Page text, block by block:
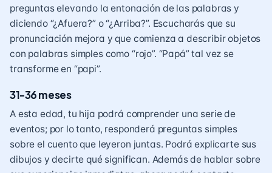
preguntas elevando la entonación de las palabras y
diciendo “¿Afuera?” o “¿Arriba?”. Escucharás que su
pronunciación mejora y que comienza a describir objetos
con palabras simples como “rojo”. “Papá” tal vez se
transforme en “papi”.
31-36 meses
A esta edad, tu hija podrá comprender una serie de
eventos; por lo tanto, responderá preguntas simples
sobre el cuento que leyeron juntas. Podrá explicarte sus
dibujos y decirte qué significan. Además de hablar sobre